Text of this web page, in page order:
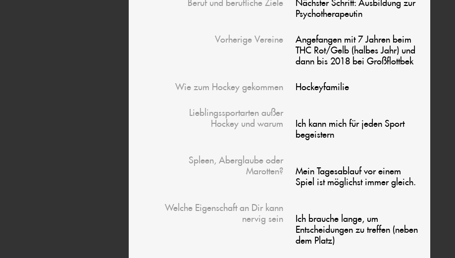
Psychotherapeutin
Vorherige Vereine
Angefangen mit 7 Jahren beim
THC Rot/Gelb (halbes Jahr) und
dann bis 2018 bei Großflottbek
Wie zum Hockey gekommen Hockeyfamilie
Lieblingssportarten außer
Hockey und warum
Ich kann mich für jeden Sport
begeistern
Spleen, Aberglaube oder
Marotten?
Mein Tagesablauf vor einem
Spiel ist möglichst immer gleich.
Welche Eigenschaft an Dir kann
nervig sein
Ich brauche lange, um
Entscheidungen zu treffen (neben
dem Platz)